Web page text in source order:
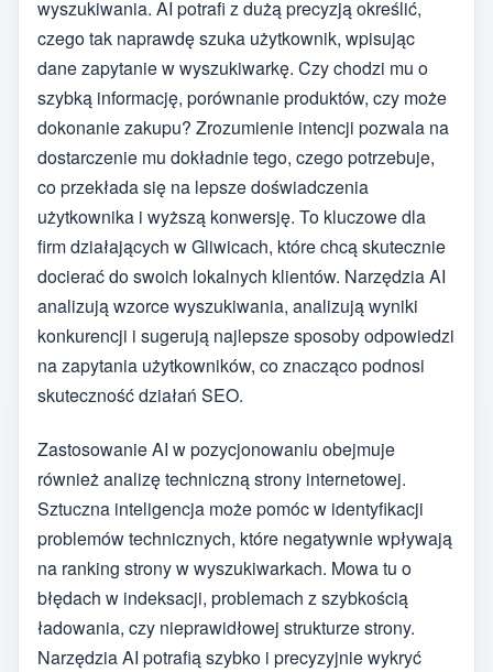
wyszukiwania. AI potrafi z dużą precyzją określić,
czego tak naprawdę szuka użytkownik, wpisując
dane zapytanie w wyszukiwarkę. Czy chodzi mu o
szybką informację, porównanie produktów, czy może
dokonanie zakupu? Zrozumienie intencji pozwala na
dostarczenie mu dokładnie tego, czego potrzebuje,
co przekłada się na lepsze doświadczenia
użytkownika i wyższą konwersję. To kluczowe dla
firm działających w Gliwicach, które chcą skutecznie
docierać do swoich lokalnych klientów. Narzędzia AI
analizują wzorce wyszukiwania, analizują wyniki
konkurencji i sugerują najlepsze sposoby odpowiedzi
na zapytania użytkowników, co znacząco podnosi
skuteczność działań SEO.
Zastosowanie AI w pozycjonowaniu obejmuje
również analizę techniczną strony internetowej.
Sztuczna inteligencja może pomóc w identyfikacji
problemów technicznych, które negatywnie wpływają
na ranking strony w wyszukiwarkach. Mowa tu o
błędach w indeksacji, problemach z szybkością
ładowania, czy nieprawidłowej strukturze strony.
Narzędzia AI potrafią szybko i precyzyjnie wykryć